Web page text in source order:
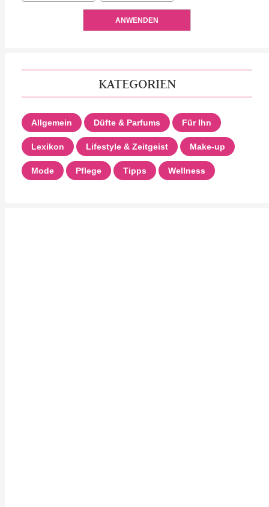
ANWENDEN
KATEGORIEN
Allgemein Düfte & Parfums Für Ihn
Lexikon Lifestyle & Zeitgeist Make-up
Mode Pflege Tipps Wellness